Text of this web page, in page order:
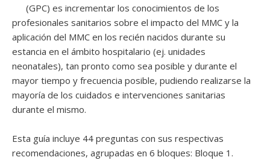
(GPC) es incrementar los conocimientos de los
profesionales sanitarios sobre el impacto del MMC y la
aplicación del MMC en los recién nacidos durante su
estancia en el ámbito hospitalario (ej. unidades
neonatales), tan pronto como sea posible y durante el
mayor tiempo y frecuencia posible, pudiendo realizarse la
mayoría de los cuidados e intervenciones sanitarias
durante el mismo.
Esta guía incluye 44 preguntas con sus respectivas
recomendaciones, agrupadas en 6 bloques: Bloque 1.